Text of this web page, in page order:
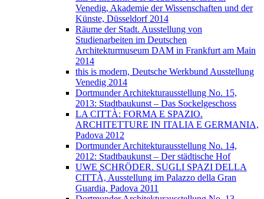
Venedig, Akademie der Wissenschaften und der
Künste, Düsseldorf 2014
Räume der Stadt. Ausstellung von
Studienarbeiten im Deutschen
Architekturmuseum DAM in Frankfurt am Main
2014
this is modern, Deutsche Werkbund Ausstellung
Venedig 2014
Dortmunder Architekturausstellung No. 15,
2013: Stadtbaukunst – Das Sockelgeschoss
LA CITTÀ: FORMA E SPAZIO.
ARCHITETTURE IN ITALIA E GERMANIA,
Padova 2012
Dortmunder Architekturausstellung No. 14,
2012: Stadtbaukunst – Der städtische Hof
UWE SCHRÖDER. SUGLI SPAZI DELLA
CITTÀ, Ausstellung im Palazzo della Gran
Guardia, Padova 2011